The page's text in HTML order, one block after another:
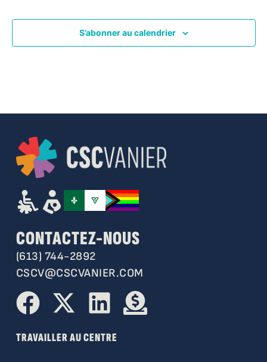
S’abonner au calendrier
CONTACTEZ-NOUS
(613) 744-2892
CSCV@CSCVANIER.COM
TRAVAILLER AU CENTRE